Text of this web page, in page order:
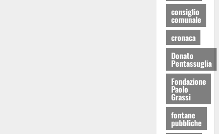
consiglio
comunale
cronaca
Donato
Pentassuglia
Fondazione
Paolo
Grassi
fontane
pubbliche